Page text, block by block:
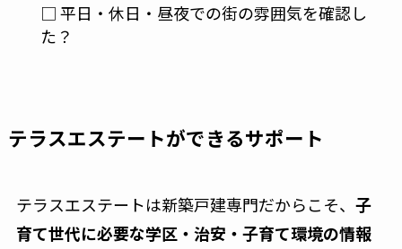
□ 平日・休日・昼夜での街の雰囲気を確認し
た？
テラスエステートができるサポート
テラスエステートは新築戸建専門だからこそ、 子
育て世代に必要な学区・治安・子育て環境の情報